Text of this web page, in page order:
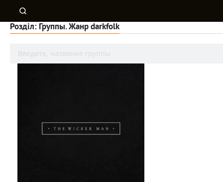
Розділ: Группы. Жанр darkfolk